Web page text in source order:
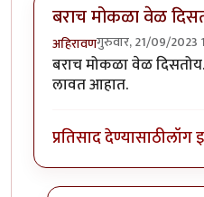
बराच मोकळा वेळ
अहिरावणगुरुवार, 21/09/2023
बराच मोकळा वेळ
लावत आहात.
प्रतिसाद देण्यासाठीलॉग